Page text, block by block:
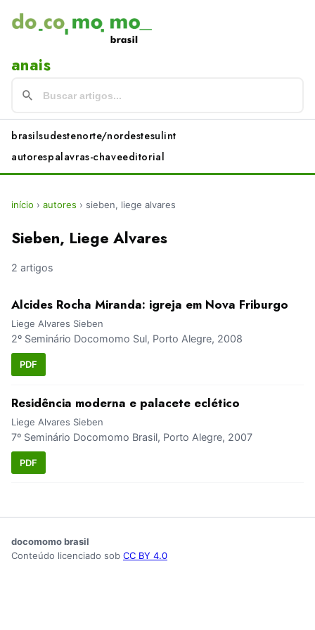
anais
brasilsudestenorte/nordestesulint
autorespalavras-chaveeditorial
início › autores › sieben, liege alvares
Sieben, Liege Alvares
2 artigos
Alcides Rocha Miranda: igreja em Nova Friburgo
Liege Alvares Sieben
2º Seminário Docomomo Sul, Porto Alegre, 2008
PDF
Residência moderna e palacete eclético
Liege Alvares Sieben
7º Seminário Docomomo Brasil, Porto Alegre, 2007
PDF
docomomo brasil
Conteúdo licenciado sob CC BY 4.0